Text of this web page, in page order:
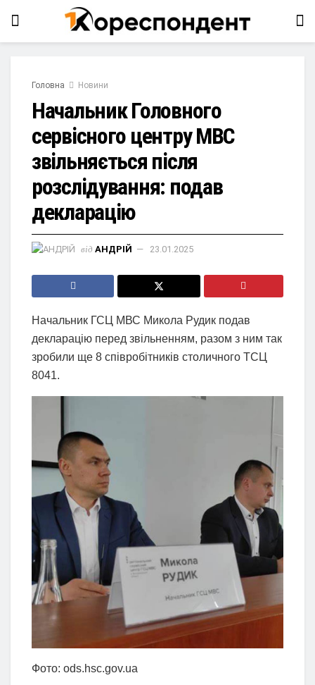
Головна Новини
Начальник Головного
сервісного центру МВС
звільняється після
розслідування: подав
декларацію
від АНДРІЙ 23.01.2025
Начальник ГСЦ МВС Микола Рудик подав
декларацію перед звільненням, разом з ним так
зробили ще 8 співробітників столичного ТСЦ
8041.
Фото: ods.hsc.gov.ua